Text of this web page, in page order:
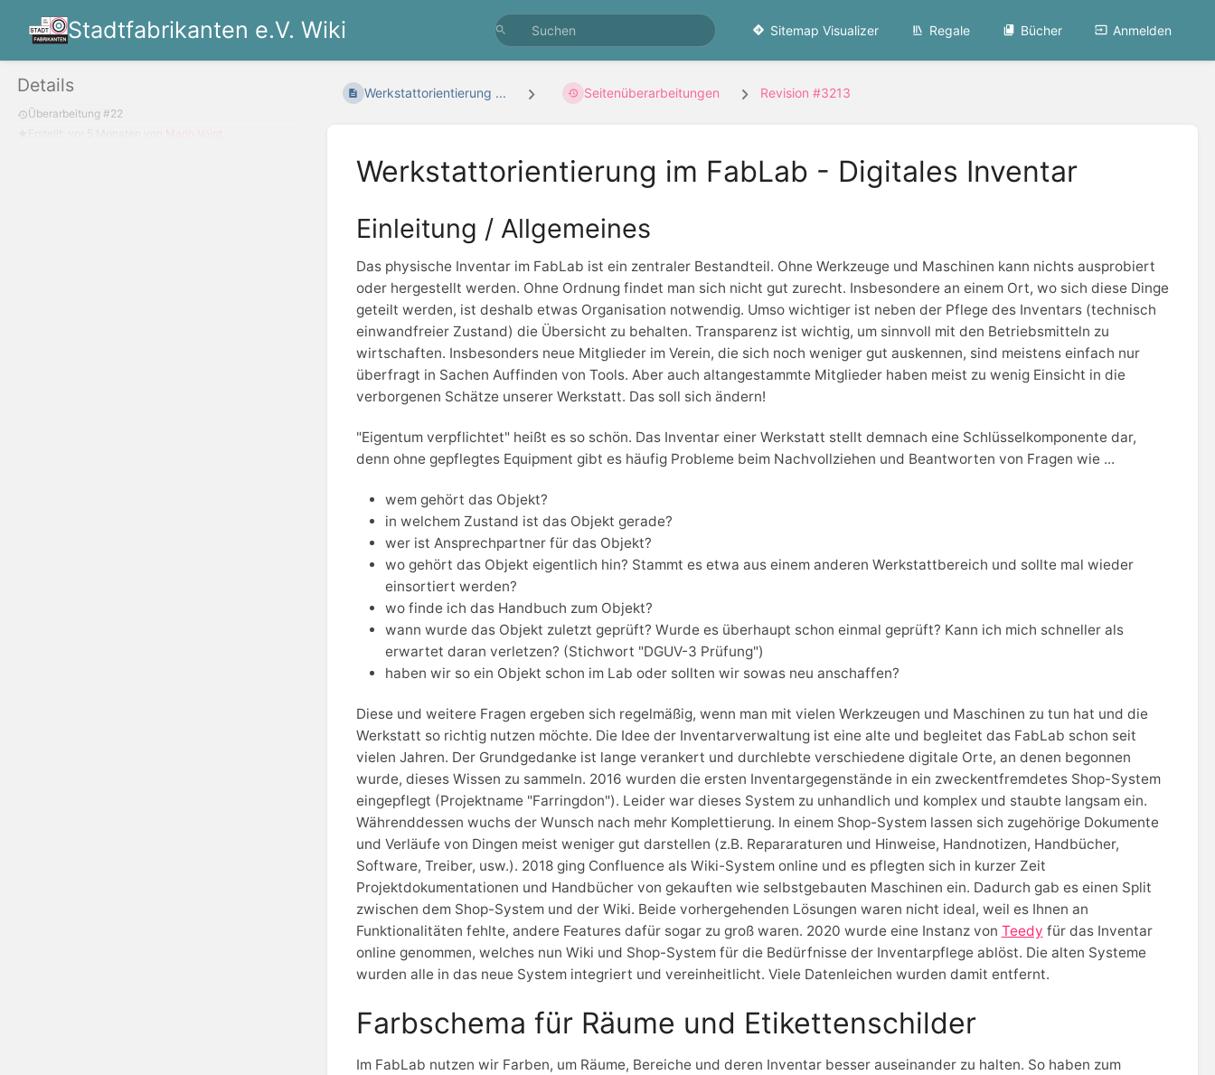
Stadtfabrikanten e.V. Wiki Sitemap Visualizer Regale Bücher Anmelden
Details
Überarbeitung #22
Mario Voigt
Werkstattorientierung ... Seitenüberarbeitungen Revision #3213
Werkstattorientierung im FabLab - Digitales Inventar
Einleitung / Allgemeines
Das physische Inventar im FabLab ist ein zentraler Bestandteil. Ohne Werkzeuge und Maschinen kann nichts ausprobiert
oder hergestellt werden. Ohne Ordnung findet man sich nicht gut zurecht. Insbesondere an einem Ort, wo sich diese Dinge
geteilt werden, ist deshalb etwas Organisation notwendig. Umso wichtiger ist neben der Pflege des Inventars (technisch
einwandfreier Zustand) die Übersicht zu behalten. Transparenz ist wichtig, um sinnvoll mit den Betriebsmitteln zu
wirtschaften. Insbesonders neue Mitglieder im Verein, die sich noch weniger gut auskennen, sind meistens einfach nur
überfragt in Sachen Auffinden von Tools. Aber auch altangestammte Mitglieder haben meist zu wenig Einsicht in die
verborgenen Schätze unserer Werkstatt. Das soll sich ändern!
"Eigentum verpflichtet" heißt es so schön. Das Inventar einer Werkstatt stellt demnach eine Schlüsselkomponente dar,
denn ohne gepflegtes Equipment gibt es häufig Probleme beim Nachvollziehen und Beantworten von Fragen wie ...
wem gehört das Objekt?
in welchem Zustand ist das Objekt gerade?
wer ist Ansprechpartner für das Objekt?
wo gehört das Objekt eigentlich hin? Stammt es etwa aus einem anderen Werkstattbereich und sollte mal wieder
einsortiert werden?
wo finde ich das Handbuch zum Objekt?
wann wurde das Objekt zuletzt geprüft? Wurde es überhaupt schon einmal geprüft? Kann ich mich schneller als
erwartet daran verletzen? (Stichwort "DGUV-3 Prüfung")
haben wir so ein Objekt schon im Lab oder sollten wir sowas neu anschaffen?
Diese und weitere Fragen ergeben sich regelmäßig, wenn man mit vielen Werkzeugen und Maschinen zu tun hat und die
Werkstatt so richtig nutzen möchte. Die Idee der Inventarverwaltung ist eine alte und begleitet das FabLab schon seit
vielen Jahren. Der Grundgedanke ist lange verankert und durchlebte verschiedene digitale Orte, an denen begonnen
wurde, dieses Wissen zu sammeln. 2016 wurden die ersten Inventargegenstände in ein zweckentfremdetes Shop-System
eingepflegt (Projektname "Farringdon"). Leider war dieses System zu unhandlich und komplex und staubte langsam ein.
Währenddessen wuchs der Wunsch nach mehr Komplettierung. In einem Shop-System lassen sich zugehörige Dokumente
und Verläufe von Dingen meist weniger gut darstellen (z.B. Repararaturen und Hinweise, Handnotizen, Handbücher,
Software, Treiber, usw.). 2018 ging Confluence als Wiki-System online und es pflegten sich in kurzer Zeit
Projektdokumentationen und Handbücher von gekauften wie selbstgebauten Maschinen ein. Dadurch gab es einen Split
zwischen dem Shop-System und der Wiki. Beide vorhergehenden Lösungen waren nicht ideal, weil es Ihnen an
Funktionalitäten fehlte, andere Features dafür sogar zu groß waren. 2020 wurde eine Instanz von Teedy für das Inventar
online genommen, welches nun Wiki und Shop-System für die Bedürfnisse der Inventarpflege ablöst. Die alten Systeme
wurden alle in das neue System integriert und vereinheitlicht. Viele Datenleichen wurden damit entfernt.
Farbschema für Räume und Etikettenschilder
Im FabLab nutzen wir Farben, um Räume, Bereiche und deren Inventar besser auseinander zu halten. So haben zum